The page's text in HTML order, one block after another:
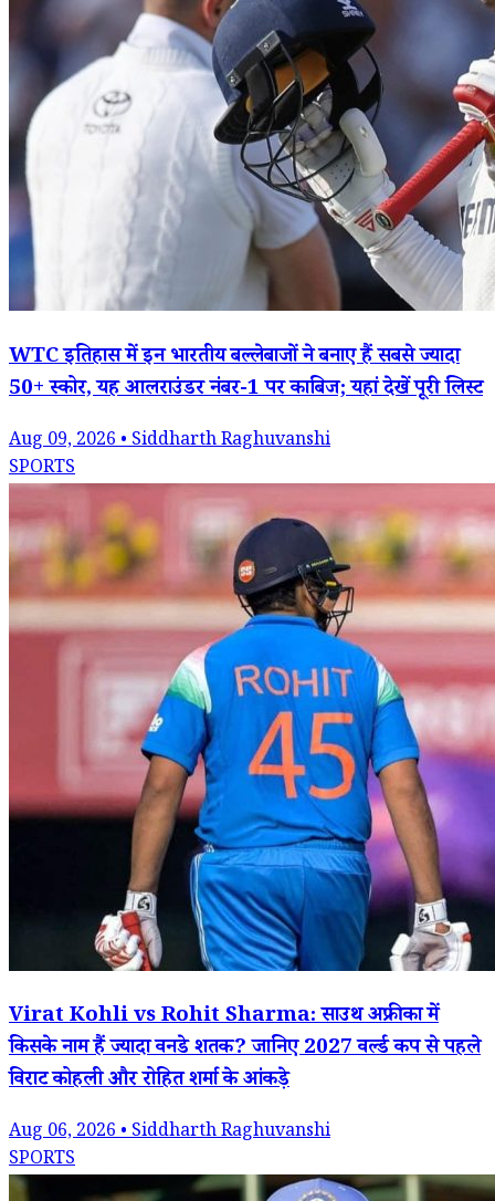
WTC इतिहास में इन भारतीय बल्लेबाजों ने बनाए हैं सबसे ज्यादा
50+ स्कोर, यह आलराउंडर नंबर-1 पर काबिज; यहां देखें पूरी लिस्ट
Aug 09, 2026 • Siddharth Raghuvanshi
SPORTS
Virat Kohli vs Rohit Sharma: साउथ अफ्रीका में
किसके नाम हैं ज्यादा वनडे शतक? जानिए 2027 वर्ल्ड कप से पहले
विराट कोहली और रोहित शर्मा के आंकड़े
Aug 06, 2026 • Siddharth Raghuvanshi
SPORTS